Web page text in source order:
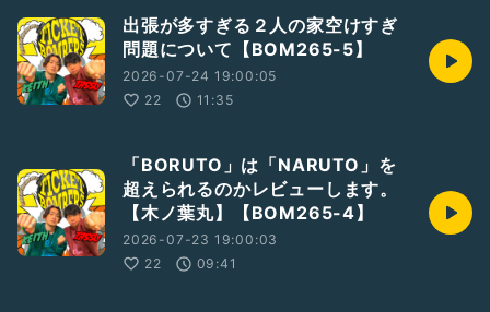
出張が多すぎる２人の家空けすぎ
問題について【BOM265-5】
2026-07-24 19:00:05
22
11:35
「BORUTO」は「NARUTO」を
超えられるのかレビューします。
【木ノ葉丸】【BOM265-4】
2026-07-23 19:00:03
22
09:41